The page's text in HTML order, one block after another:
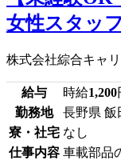
女性スタッ
株式会社綜合キャ
給与 時給1,200
勤務地
長野県 飯
寮・社宅 なし
仕事内容 車載部品